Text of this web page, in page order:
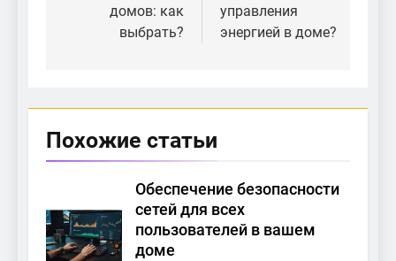
домов: как
выбрать?
управления
энергией в доме?
Похожие статьи
Обеспечение безопасности
сетей для всех
пользователей в вашем
доме